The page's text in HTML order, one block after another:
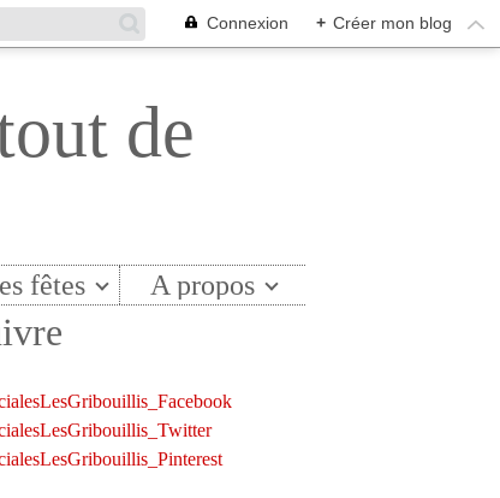
Connexion + Créer mon blog
de
fêtes A propos